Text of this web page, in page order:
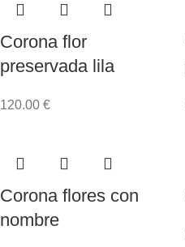
Corona flor
preservada lila
120.00 €
Corona flores con
nombre